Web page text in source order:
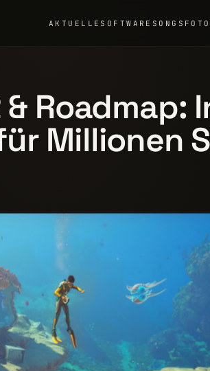
AKTUELLE SOFTWARE SONGS
Roadmap:
Millionen